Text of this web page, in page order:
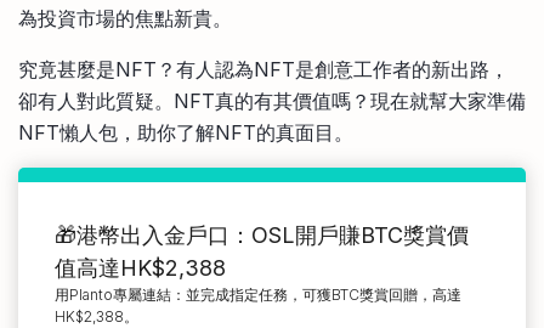
為投資市場的焦點新貴。
究竟甚麼是NFT？有人認為NFT是創意工作者的新出路，
卻有人對此質疑。NFT真的有其價值嗎？現在就幫大家準備
NFT懶人包，助你了解NFT的真面目。
🎁港幣出入金戶口：OSL開戶賺BTC獎賞價
值高達HK$2,388
用Planto專屬連結：並完成指定任務，可獲BTC獎賞回贈，高達
HK$2,388。